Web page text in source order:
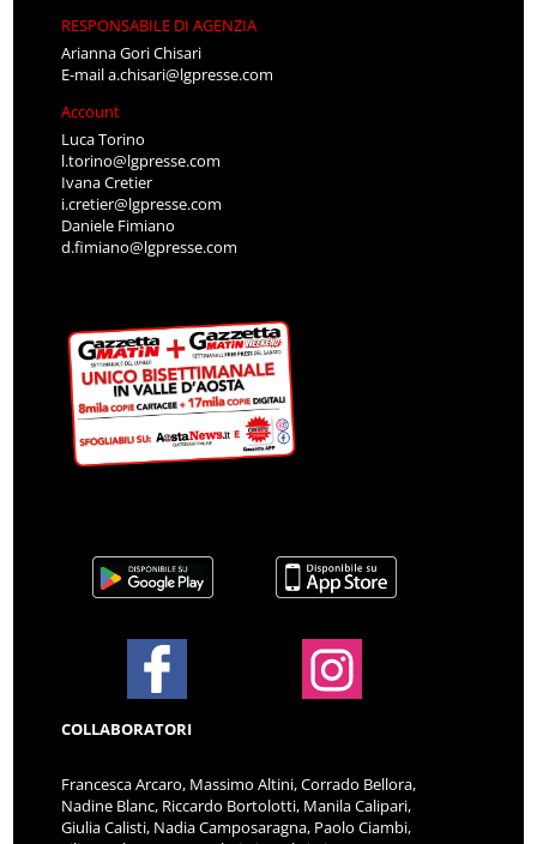
RESPONSABILE DI AGENZIA
Arianna Gori Chisari
E-maila.chisari@lgpresse.com
Account
Luca Torino
l.torino@lgpresse.com
Ivana Cretier
i.cretier@lgpresse.com
Daniele Fimiano
d.fimiano@lgpresse.com
COLLABORATORI
Francesca Arcaro, Massimo Altini, Corrado Bellora,
Nadine Blanc, Riccardo Bortolotti, Manila Calipari,
Giulia Calisti, Nadia Camposaragna, Paolo Ciambi,